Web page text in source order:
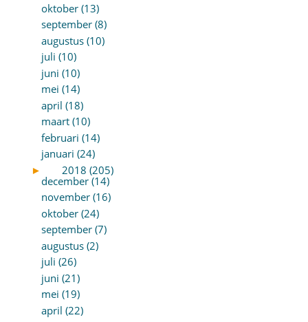
oktober (13)
september (8)
augustus (10)
juli (10)
juni (10)
mei (14)
april (18)
maart (10)
februari (14)
januari (24)
►
2018 (205)
december (14)
november (16)
oktober (24)
september (7)
augustus (2)
juli (26)
juni (21)
mei (19)
april (22)